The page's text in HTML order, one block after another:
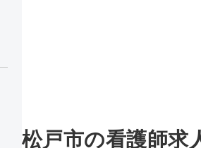
松戸市の看護師求